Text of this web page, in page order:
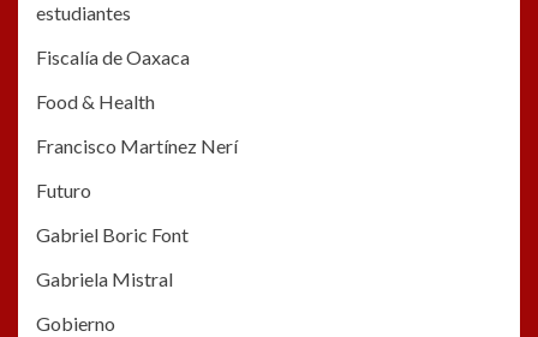
estudiantes
Fiscalía de Oaxaca
Food & Health
Francisco Martínez Nerí
Futuro
Gabriel Boric Font
Gabriela Mistral
Gobierno